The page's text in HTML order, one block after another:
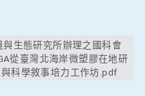
從臺灣北海岸微塑膠在地研
科學敘事培力工作坊.pdf